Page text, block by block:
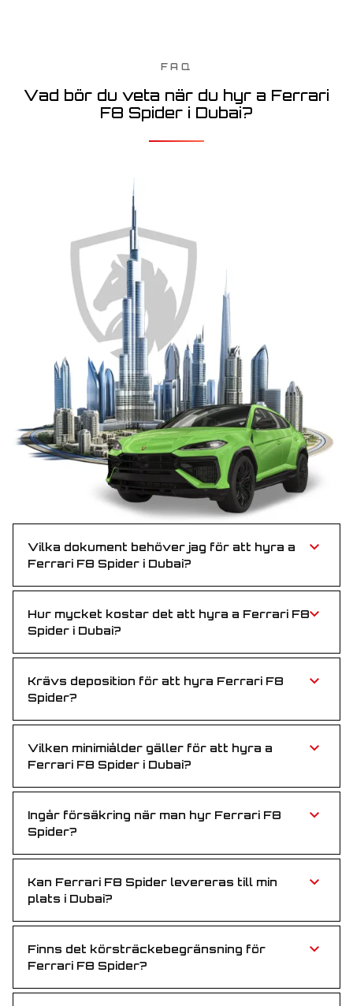
FAQ
Vad bör du veta när du hyr a Ferrari
F8 Spider i Dubai?
Vilka dokument behöver jag för att hyra a
Ferrari F8 Spider i Dubai?
pass eller Emirates ID — enkelt och smidigt.
Hur mycket kostar det att hyra a Ferrari F8
Spider i Dubai?
erbjuder en prisvärd lyxig körupplevelse för den som
vill ha fart och stil.
Krävs deposition för att hyra Ferrari F8
Spider?
Spider. Njut av enkel bokning utan förskottsavgifter.
Vilken minimiålder gäller för att hyra a
Ferrari F8 Spider i Dubai?
Spider i Dubai — erfarna händer bakom ratten.
Ingår försäkring när man hyr Ferrari F8
Spider?
bekymmersfritt under hela perioden.
Kan Ferrari F8 Spider levereras till min
plats i Dubai?
flygplatsen eller valfri plats i Dubai.
Finns det körsträckebegränsning för
Ferrari F8 Spider?
körning debiteras per extra kilometer.